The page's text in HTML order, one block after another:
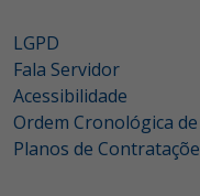
LGPD
Fala Servidor
Acessibilidade
Ordem Cronológica
Planos de